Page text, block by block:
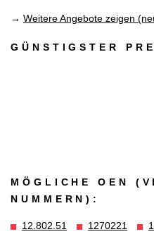
→ Weitere Angebote zeigen
GÜNSTIGSTER
MÖGLICHE OEN
NUMMERN):
12.802.51 1270221